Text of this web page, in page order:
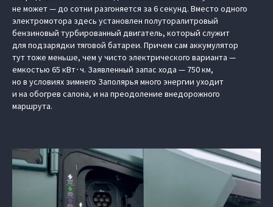
не может — до сотни разгоняется за 6 секунд. Вместо одного
электромотора здесь установлен полуторалитровый
бензиновый турбированный двигатель, который служит
для подзарядки тяговой батареи. Причем сам аккумулятор
тут тоже меньше, чем у чисто электрического варианта —
емкостью 65 кВт∙ч. Заявленный запас хода — 750 км,
но в условиях зимнего Заполярья много энергии уходит
и на обогрев салона, и на преодоление внедорожного
маршрута.